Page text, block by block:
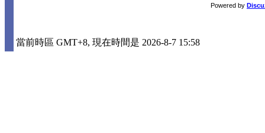
Powered by
當前時區 GMT+8, 現在時間是 2026-8-7 15:58